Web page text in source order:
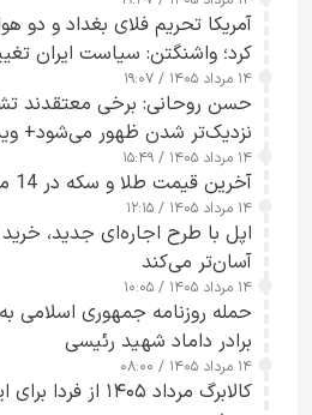
آمریکا تحریم فلای بغداد و دو
کرد؛ واشنگتن: سیاست ایران
۱۴ مرداد ۱۴۰۵ / ۱۹:۰۷
حسن روحانی: برخی معتقدند
نزدیک‌تر شدن ظهور می‌شود+
۱۴ مرداد ۱۴۰۵ / ۱۵:۴۹
آخرین قیمت طلا و سکه در 14 مرداد+ جدول
۱۴ مرداد ۱۴۰۵ / ۱۲:۱۵
اپل با طرح اجاره‌ای جدید، خرید
آسان‌تر می‌کند
۱۴ مرداد ۱۴۰۵ / ۱۰:۰۵
حمله روزنامه جمهوری اسلامی
برادر داماد شهید رئیسی
۱۴ مرداد ۱۴۰۵ / ۰۸:۰۰
کالابرگ مرداد